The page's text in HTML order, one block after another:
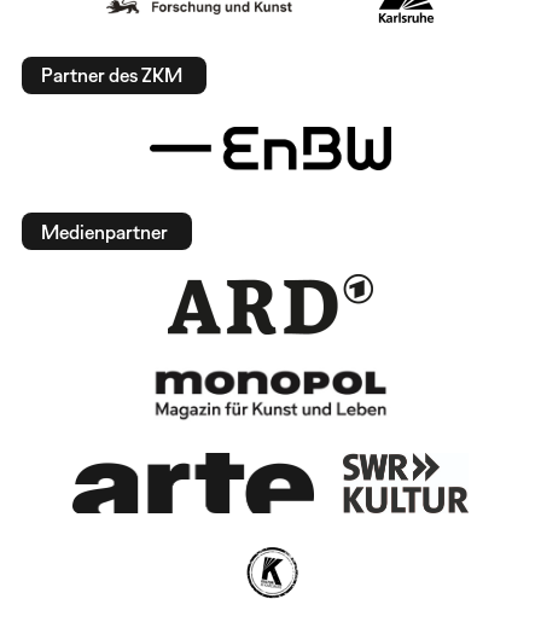
Partner des ZKM
Medienpartner